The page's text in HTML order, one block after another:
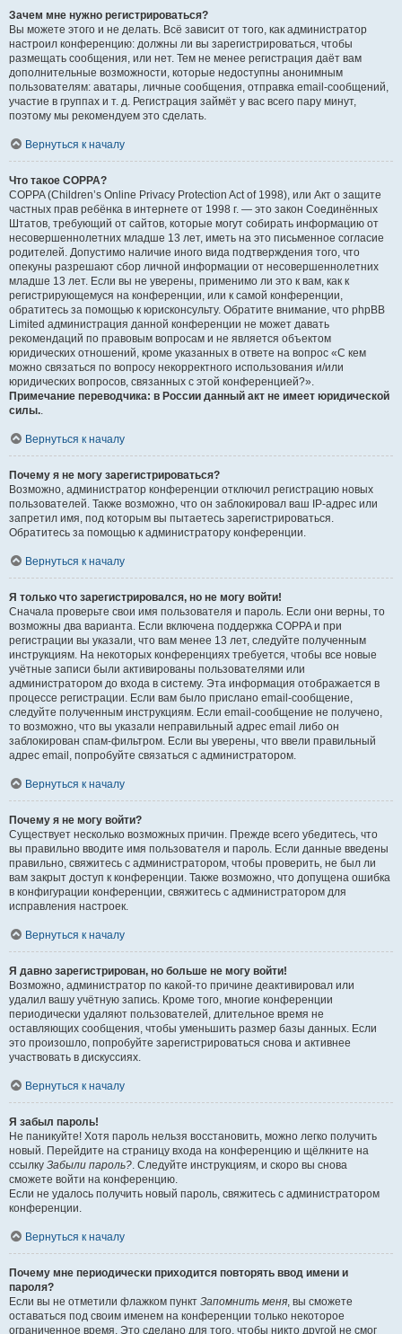
Зачем мне нужно регистрироваться?
Вы можете этого и не делать. Всё зависит от того, как администратор
настроил конференцию: должны ли вы зарегистрироваться, чтобы
размещать сообщения, или нет. Тем не менее регистрация даёт вам
дополнительные возможности, которые недоступны анонимным
пользователям: аватары, личные сообщения, отправка email-сообщений,
участие в группах и т. д. Регистрация займёт у вас всего пару минут,
поэтому мы рекомендуем это сделать.
Вернуться к началу
Что такое COPPA?
COPPA (Children’s Online Privacy Protection Act of 1998), или Акт о защите
частных прав ребёнка в интернете от 1998 г. — это закон Соединённых
Штатов, требующий от сайтов, которые могут собирать информацию от
несовершеннолетних младше 13 лет, иметь на это письменное согласие
родителей. Допустимо наличие иного вида подтверждения того, что
опекуны разрешают сбор личной информации от несовершеннолетних
младше 13 лет. Если вы не уверены, применимо ли это к вам, как к
регистрирующемуся на конференции, или к самой конференции,
обратитесь за помощью к юрисконсульту. Обратите внимание, что phpBB
Limited администрация данной конференции не может давать
рекомендаций по правовым вопросам и не является объектом
юридических отношений, кроме указанных в ответе на вопрос «С кем
можно связаться по вопросу некорректного использования и/или
юридических вопросов, связанных с этой конференцией?».
Примечание переводчика: в России данный акт не имеет юридической
силы..
Вернуться к началу
Почему я не могу зарегистрироваться?
Возможно, администратор конференции отключил регистрацию новых
пользователей. Также возможно, что он заблокировал ваш IP-адрес или
запретил имя, под которым вы пытаетесь зарегистрироваться.
Обратитесь за помощью к администратору конференции.
Вернуться к началу
Я только что зарегистрировался, но не могу войти!
Сначала проверьте свои имя пользователя и пароль. Если они верны, то
возможны два варианта. Если включена поддержка COPPA и при
регистрации вы указали, что вам менее 13 лет, следуйте полученным
инструкциям. На некоторых конференциях требуется, чтобы все новые
учётные записи были активированы пользователями или
администратором до входа в систему. Эта информация отображается в
процессе регистрации. Если вам было прислано email-сообщение,
следуйте полученным инструкциям. Если email-сообщение не получено,
то возможно, что вы указали неправильный адрес email либо он
заблокирован спам-фильтром. Если вы уверены, что ввели правильный
адрес email, попробуйте связаться с администратором.
Вернуться к началу
Почему я не могу войти?
Существует несколько возможных причин. Прежде всего убедитесь, что
вы правильно вводите имя пользователя и пароль. Если данные введены
правильно, свяжитесь с администратором, чтобы проверить, не был ли
вам закрыт доступ к конференции. Также возможно, что допущена ошибка
в конфигурации конференции, свяжитесь с администратором для
исправления настроек.
Вернуться к началу
Я давно зарегистрирован, но больше не могу войти!
Возможно, администратор по какой-то причине деактивировал или
удалил вашу учётную запись. Кроме того, многие конференции
периодически удаляют пользователей, длительное время не
оставляющих сообщения, чтобы уменьшить размер базы данных. Если
это произошло, попробуйте зарегистрироваться снова и активнее
участвовать в дискуссиях.
Вернуться к началу
Я забыл пароль!
Не паникуйте! Хотя пароль нельзя восстановить, можно легко получить
новый. Перейдите на страницу входа на конференцию и щёлкните на
ссылку Забыли пароль?. Следуйте инструкциям, и скоро вы снова
сможете войти на конференцию.
Если не удалось получить новый пароль, свяжитесь с администратором
конференции.
Вернуться к началу
Почему мне периодически приходится повторять ввод имени и
пароля?
Если вы не отметили флажком пункт Запомнить меня, вы сможете
оставаться под своим именем на конференции только некоторое
ограниченное время. Это сделано для того, чтобы никто другой не смог